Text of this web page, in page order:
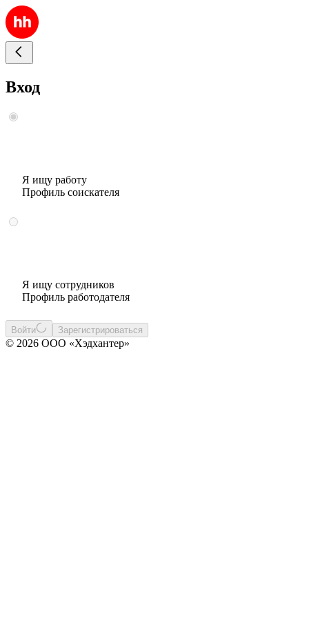
Вход
Я ищу работу
Профиль соискателя
Я ищу сотрудников
Профиль работодателя
Войти Зарегистрироваться
© 2026 ООО «Хэдхантер»